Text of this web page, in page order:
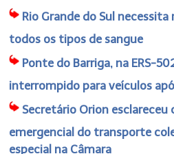
Rio Grande do Sul
todos os tipos de sangue
Ponte do Barriga, na ERS-
interrompido para veículos
Secretário Orion
emergencial do transporte
especial na Câmara